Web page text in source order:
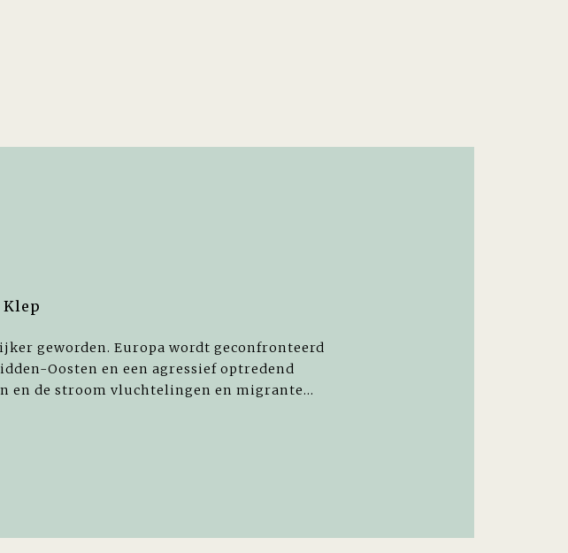
geworden. Europa wordt geconfronteerd
Oosten en een agressief optredend
en de stroom vluchtelingen en migrante...